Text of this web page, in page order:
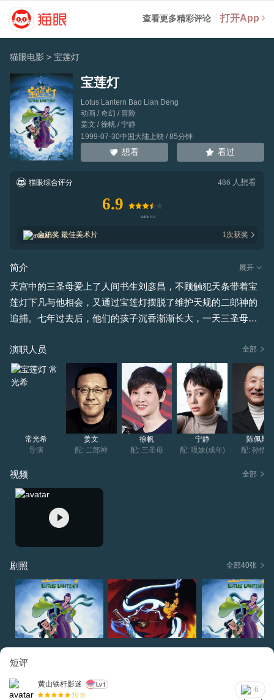
查看更多精彩评论 打开App
猫眼电影 >宝莲灯
宝莲灯
Lotus Lantern Bao Lian Deng
动画 / 奇幻 / 冒险
姜文 /徐帆/宁静
1999-07-30中国大陆上映 / 85分钟
想看 看过
猫眼综合评分 486 人想看
6.9
金鸡奖 最佳美术片 1次获奖
简介 展开
天宫中的三圣母爱上了人间书生刘彦昌，不顾触犯天条带着宝
莲灯下凡与他相会，又通过宝莲灯摆脱了维护天规的二郎神的
追捕。七年过去后，他们的孩子沉香渐渐长大，一天三圣母带
们。小沉香被二郎神抓走了，他要挟三圣母交出宝莲灯，三圣
母为了儿子只得把灯交出，之后被二郎神压在华山底下。沉香
在天宫中的时候遇到了土地神，从其口中得知了自己的身世，
并受指点去找孙悟空。沉香带着小猴潜入二郎神的藏宝楼，机
智地与护灯秦俑周旋，夺回了母亲的宝莲灯，在同为人质的部
落头人之女嘎妹的帮助下，逃离天宫，踏上了寻找母亲之路。
旅途中，沉香历经重重磨难。土地神去找孙悟空帮忙，然而，
之后，在森林中许多动物朋友们的陪伴下慢慢长大，终于达到
了天人合一的境界，成长为一个英勇的少年。这一切磨难都没
有磨灭沉香的救母之心，一天在小猴的带领下，沉香找到了孙
悟空。孙悟空为沉香的执着所感动，把白龙马交给了沉香，点
拨沉香到火湖这个地方去锻造神斧。沉香与成为部落首领的嘎
成了神斧。二郎神率领着天兵赶到。沉香举起神斧，与二郎神
决一死战。他越战越勇，令二郎神难以招架。激战中二郎神不
断使出毒计要置沉香于死地，在二郎神即将抢夺宝莲灯的关键
时刻，宝莲灯突然发出金光，与沉香合而为一，沉香终于打败
二郎神，劈开华山救出了母亲，母子团聚。
演职人员 全部
常光希
导演
姜文
配: 二郎神
徐帆
配: 三圣母
宁静
配: 嘎妹(成年)
陈佩斯
配: 孙悟空
视频 全部
剧照 全部40张
短评
黄山铁杆影迷
10 分
6